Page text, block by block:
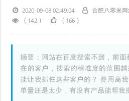
2020-09-08 02:49:04 合肥八零米
（142）
（166）
摘要：网站在百度搜索不到，前
在的客户，搜索的精准度的范围
能让我抓住这些客户的？ 费用高
单量还是太少，有没有产品能帮我